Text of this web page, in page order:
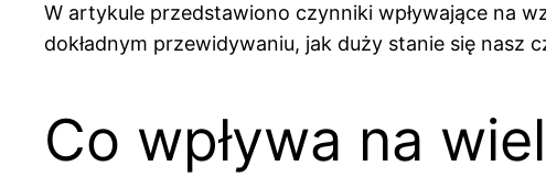
W artykule przedstawiono czynniki wpływające na
dokładnym przewidywaniu, jak duży stanie się nasz
Co wpływa na